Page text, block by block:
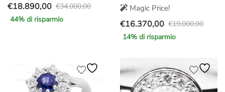
€34.000,00
Il
prezzo
€34.000,00.
€18.890,00
Il
prezzo
€18.890,00.
44% di risparmio
Magic Price!
€19.000,00
Il
prezzo
era:
€19.000,00.
€16.370,00
Il
prezzo
è:
€16.370,00.
14% di risparmio